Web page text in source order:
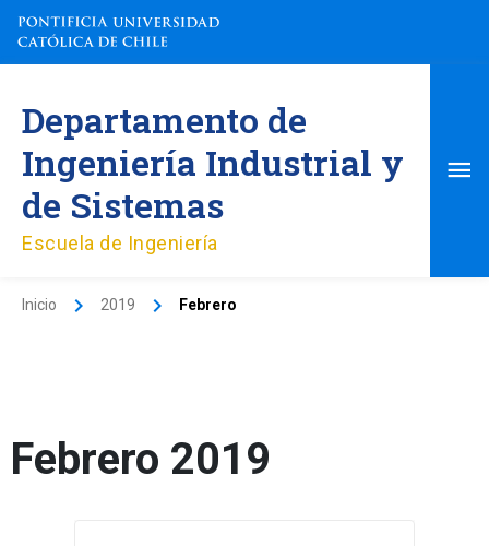
contenido
Departamento de
Ingeniería Industrial y
de Sistemas
Escuela de Ingeniería
Inicio 2019 Febrero
Febrero 2019